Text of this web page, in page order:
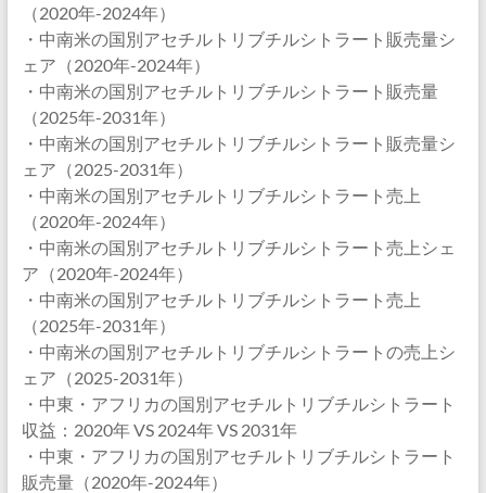
（2020年-2024年）
・中南米の国別アセチルトリブチルシトラート販売量シ
ェア（2020年-2024年）
・中南米の国別アセチルトリブチルシトラート販売量
（2025年-2031年）
・中南米の国別アセチルトリブチルシトラート販売量シ
ェア（2025-2031年）
・中南米の国別アセチルトリブチルシトラート売上
（2020年-2024年）
・中南米の国別アセチルトリブチルシトラート売上シェ
ア（2020年-2024年）
・中南米の国別アセチルトリブチルシトラート売上
（2025年-2031年）
・中南米の国別アセチルトリブチルシトラートの売上シ
ェア（2025-2031年）
・中東・アフリカの国別アセチルトリブチルシトラート
収益：2020年 VS 2024年 VS 2031年
・中東・アフリカの国別アセチルトリブチルシトラート
販売量（2020年-2024年）